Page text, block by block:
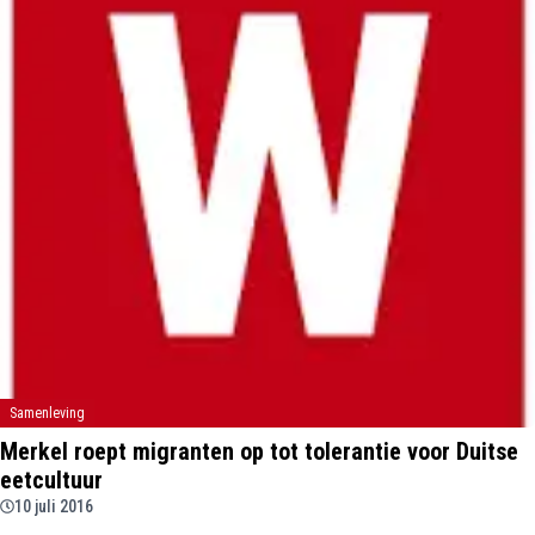
Samenleving
Merkel roept migranten op tot tolerantie voor Duitse
eetcultuur
10 juli 2016